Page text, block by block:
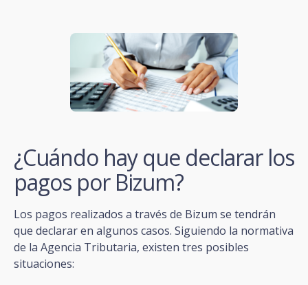
¿Cuándo hay que declarar los
pagos por Bizum?
Los pagos realizados a través de Bizum se tendrán
que declarar en algunos casos. Siguiendo la normativa
de la Agencia Tributaria, existen tres posibles
situaciones: